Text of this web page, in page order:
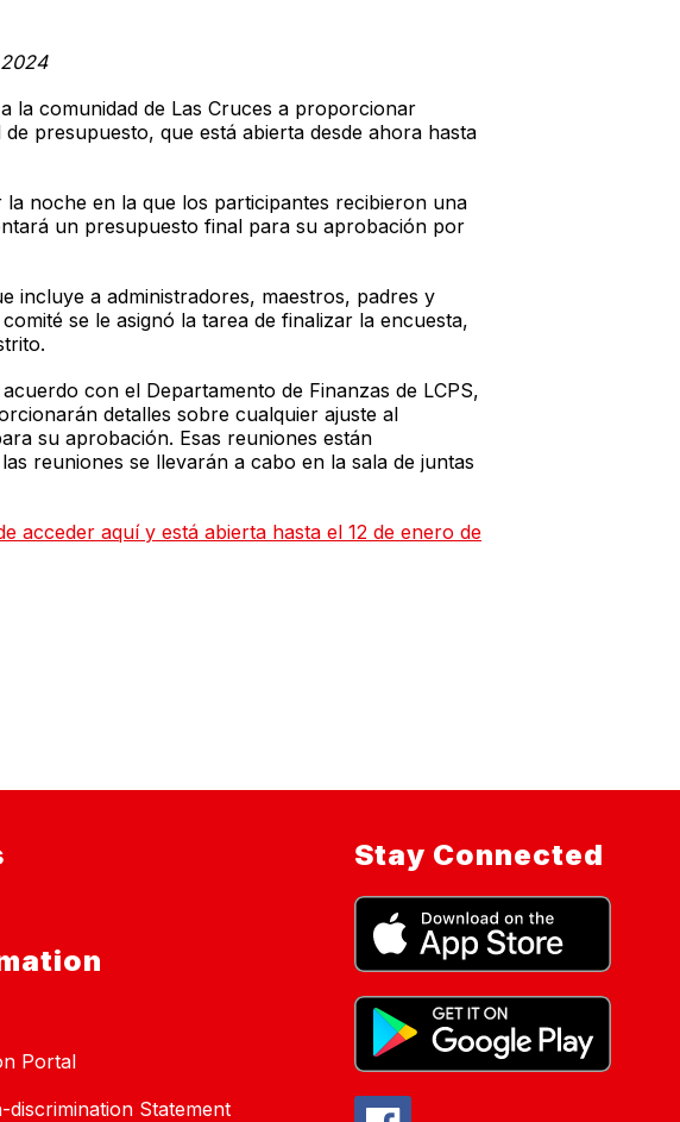
la comunidad de Las Cruces a proporcionar
presupuesto, que está abierta desde ahora hasta
noche en la que los participantes recibieron una
un presupuesto final para su aprobación por
incluye a administradores, maestros, padres y
se le asignó la tarea de finalizar la encuesta,
con el Departamento de Finanzas de LCPS,
detalles sobre cualquier ajuste al
su aprobación. Esas reuniones están
reuniones se llevarán a cabo en la sala de juntas
acceder aquí y está abierta hasta el 12 de enero de
Portal
Statement
Stay Connected